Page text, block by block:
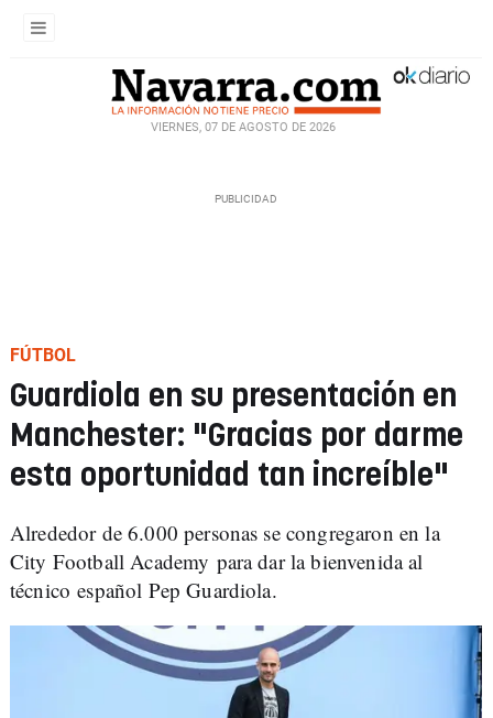
VIERNES, 07 DE AGOSTO DE 2026
FÚTBOL
Guardiola en su presentación en
Manchester: "Gracias por darme
esta oportunidad tan increíble"
Alrededor de 6.000 personas se congregaron en la
City Football Academy para dar la bienvenida al
técnico español Pep Guardiola.